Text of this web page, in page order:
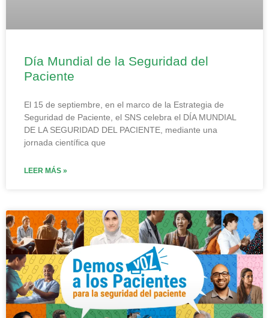
Día Mundial de la Seguridad del
Paciente
El 15 de septiembre, en el marco de la Estrategia de
Seguridad de Paciente, el SNS celebra el DÍA MUNDIAL
DE LA SEGURIDAD DEL PACIENTE, mediante una
jornada científica que
LEER MÁS »